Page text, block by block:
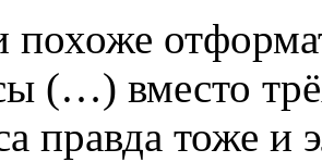
похоже
(…) вместо
правда тоже и